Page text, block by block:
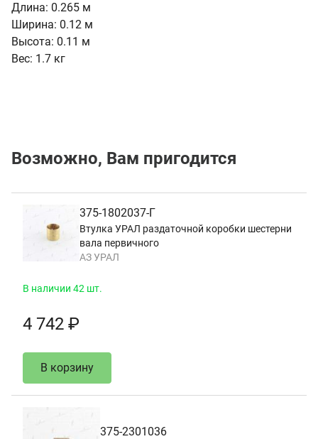
Длина: 0.265 м
Ширина: 0.12 м
Высота: 0.11 м
Вес: 1.7 кг
Возможно, Вам пригодится
375-1802037-Г
Втулка УРАЛ раздаточной коробки шестерни
вала первичного
АЗ УРАЛ
В наличии 42 шт.
4 742 ₽
В корзину
375-2301036